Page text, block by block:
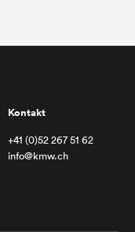
Kontakt
+41 (0)52 267 51 62
info@kmw.ch